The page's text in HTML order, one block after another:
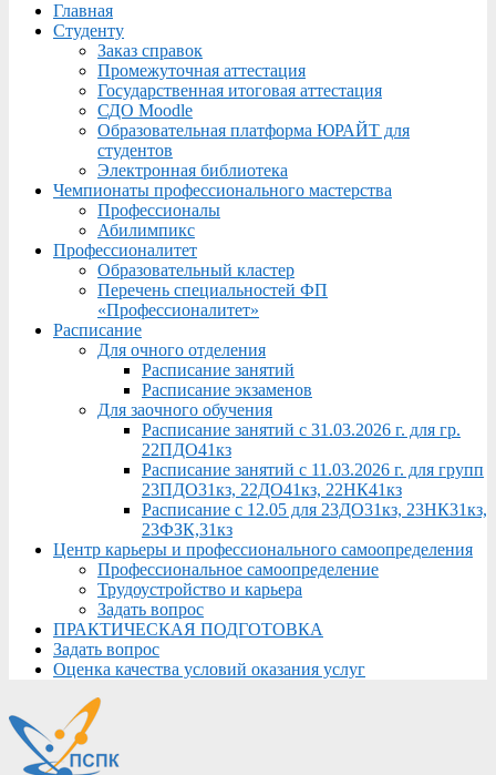
Menu
Главная
Студенту
Заказ справок
Промежуточная аттестация
Государственная итоговая аттестация
СДО Moodle
Образовательная платформа ЮРАЙТ для
студентов
Электронная библиотека
Чемпионаты профессионального мастерства
Профессионалы
Абилимпикс
Профессионалитет
Образовательный кластер
Перечень специальностей ФП
«Профессионалитет»
Расписание
Для очного отделения
Расписание занятий
Расписание экзаменов
Для заочного обучения
Расписание занятий с 31.03.2026 г. для гр.
22ПДО41кз
Расписание занятий с 11.03.2026 г. для групп
23ПДО31кз, 22ДО41кз, 22НК41кз
Расписание с 12.05 для 23ДО31кз, 23НК31кз,
23ФЗК,31кз
Центр карьеры и профессионального самоопределения
Профессиональное самоопределение
Трудоустройство и карьера
Задать вопрос
ПРАКТИЧЕСКАЯ ПОДГОТОВКА
Задать вопрос
Оценка качества условий оказания услуг